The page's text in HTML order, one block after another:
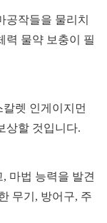
공작들을 물리치
물약 보충이 필
렛 인게이지먼
상할 것입니다.
마법 능력을 발견
무기, 방어구, 주